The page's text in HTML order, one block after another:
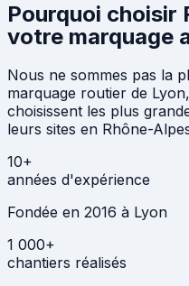
Pourquoi choisir
votre marquage
Nous ne sommes pas la
marquage routier de
choisissent les plus
leurs sites en Rhône-
10+
années d'expérience
Fondée en 2016 à Lyon
1 000+
chantiers réalisés